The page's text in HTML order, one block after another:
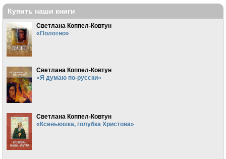
Купить наши книги
Светлана Коппел-Ковтун
«Полотно»
Светлана Коппел-Ковтун
«Я думаю по-русски»
Светлана Коппел-Ковтун
«Ксеньюшка, голубка Христова»